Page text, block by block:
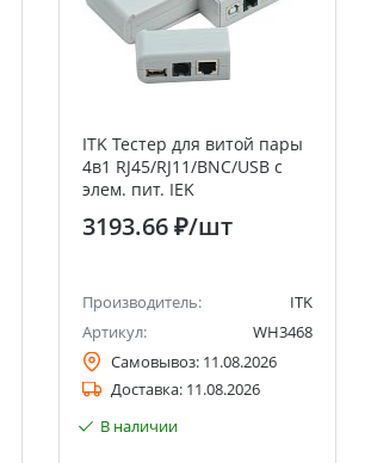
ITK Тестер для витой пары
4в1 RJ45/RJ11/BNC/USB с
элем. пит. IEK
3193.66 ₽/шт
Производитель:
ITK
Артикул:
WH3468
Самовывоз: 11.08.2026
Доставка: 11.08.2026
В наличии